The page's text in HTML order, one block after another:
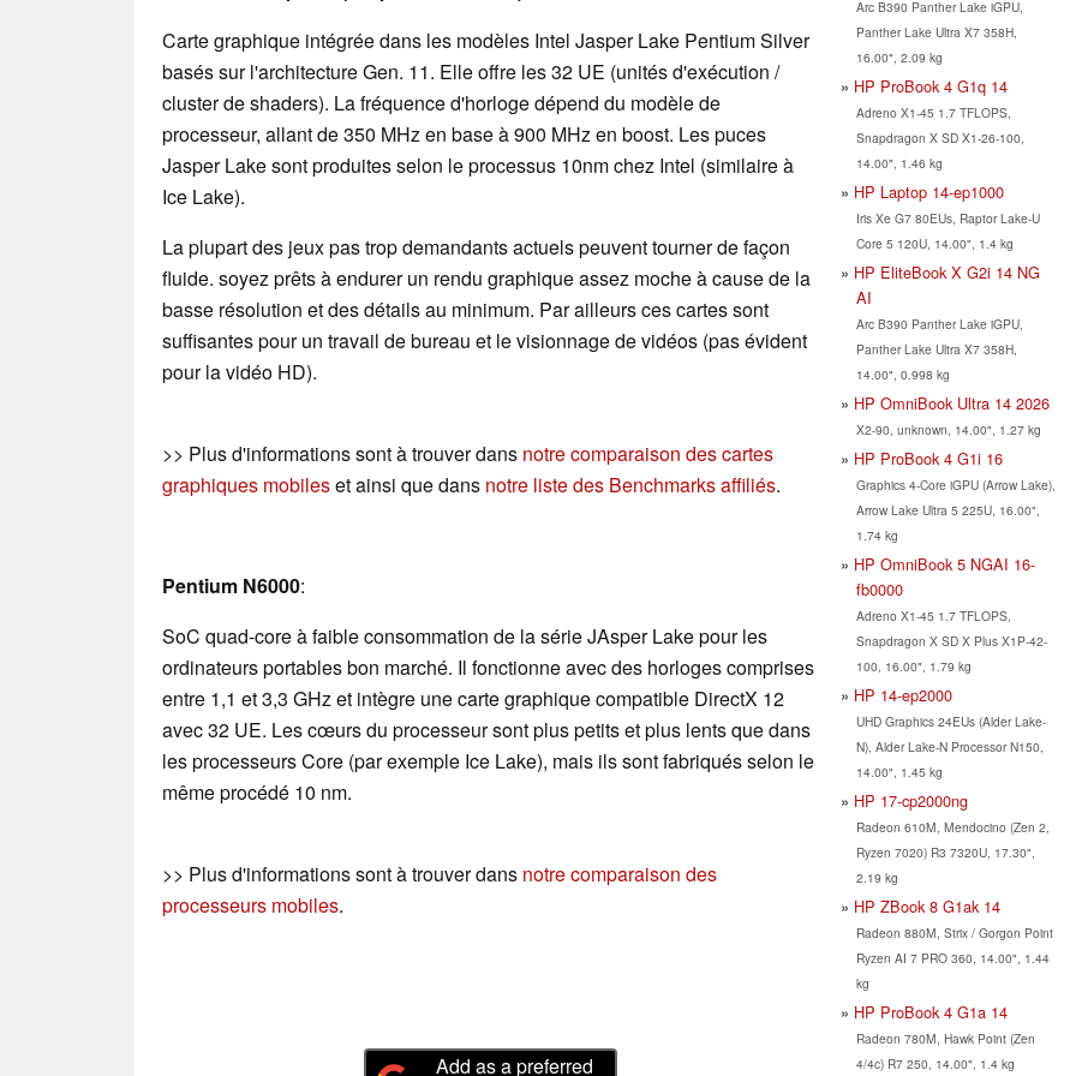
Carte graphique intégrée dans les modèles Intel Jasper Lake Pentium Silver
basés sur l'architecture Gen. 11. Elle offre les 32 UE (unités d'exécution /
cluster de shaders). La fréquence d'horloge dépend du modèle de
processeur, allant de 350 MHz en base à 900 MHz en boost. Les puces
Jasper Lake sont produites selon le processus 10nm chez Intel (similaire à
Ice Lake).
La plupart des jeux pas trop demandants actuels peuvent tourner de façon
fluide. soyez prêts à endurer un rendu graphique assez moche à cause de la
basse résolution et des détails au minimum. Par ailleurs ces cartes sont
suffisantes pour un travail de bureau et le visionnage de vidéos (pas évident
pour la vidéo HD).
>> Plus d'informations sont à trouver dans notre comparaison des cartes
graphiques mobileset ainsi que dans notre liste des Benchmarks affiliés.
Pentium N6000:
SoC quad-core à faible consommation de la série JAsper Lake pour les
ordinateurs portables bon marché. Il fonctionne avec des horloges comprises
entre 1,1 et 3,3 GHz et intègre une carte graphique compatible DirectX 12
avec 32 UE. Les cœurs du processeur sont plus petits et plus lents que dans
les processeurs Core (par exemple Ice Lake), mais ils sont fabriqués selon le
même procédé 10 nm.
>> Plus d'informations sont à trouver dans notre comparaison des
processeurs mobiles.
Add as a preferred
Arc B390 Panther Lake iGPU,
Panther Lake Ultra X7 358H,
16.00", 2.09 kg
HP ProBook 4 G1q 14
Adreno X1-45 1.7 TFLOPS,
Snapdragon X SD X1-26-100,
14.00", 1.46 kg
HP Laptop 14-ep1000
Iris Xe G7 80EUs, Raptor Lake-U
Core 5 120U, 14.00", 1.4 kg
HP EliteBook X G2i 14 NG
AI
Arc B390 Panther Lake iGPU,
Panther Lake Ultra X7 358H,
14.00", 0.998 kg
HP OmniBook Ultra 14 2026
X2-90, unknown, 14.00", 1.27 kg
HP ProBook 4 G1i 16
Graphics 4-Core iGPU (Arrow Lake),
Arrow Lake Ultra 5 225U, 16.00",
1.74 kg
HP OmniBook 5 NGAI 16-
fb0000
Adreno X1-45 1.7 TFLOPS,
Snapdragon X SD X Plus X1P-42-
100, 16.00", 1.79 kg
HP 14-ep2000
UHD Graphics 24EUs (Alder Lake-
N), Alder Lake-N Processor N150,
14.00", 1.45 kg
HP 17-cp2000ng
Radeon 610M, Mendocino (Zen 2,
Ryzen 7020) R3 7320U, 17.30",
2.19 kg
HP ZBook 8 G1ak 14
Radeon 880M, Strix / Gorgon Point
Ryzen AI 7 PRO 360, 14.00", 1.44
kg
HP ProBook 4 G1a 14
Radeon 780M, Hawk Point (Zen
4/4c) R7 250, 14.00", 1.4 kg